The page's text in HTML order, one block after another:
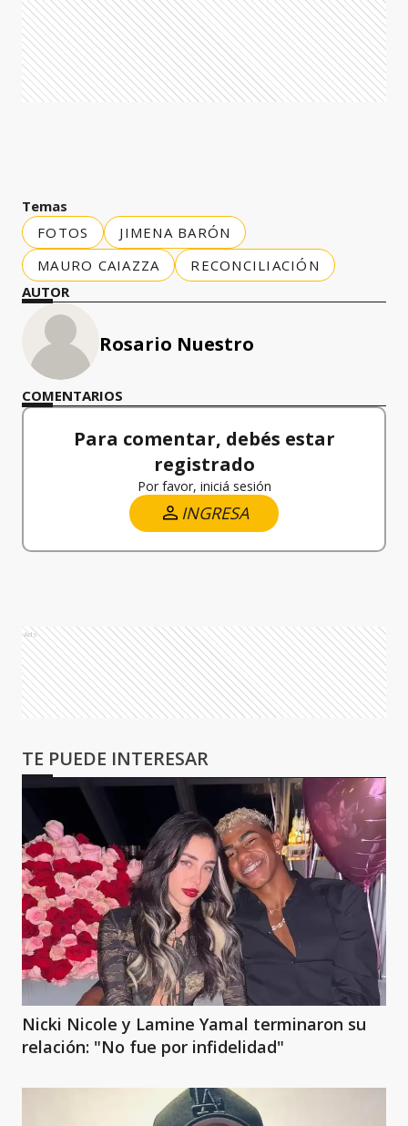
Temas
FOTOS
JIMENA BARÓN
MAURO CAIAZZA
RECONCILIACIÓN
AUTOR
Rosario Nuestro
COMENTARIOS
Para comentar, debés estar
registrado
Por favor, iniciá sesión
INGRESA
Ads
TE PUEDE INTERESAR
Nicki Nicole y Lamine Yamal terminaron su
relación: "No fue por infidelidad"